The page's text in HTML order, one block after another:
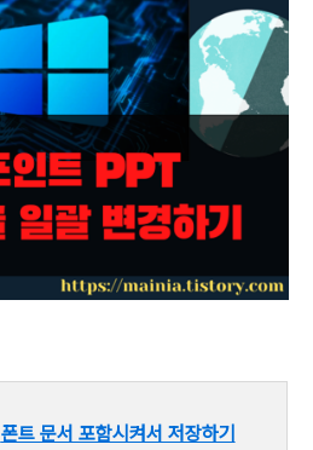
폰트 문서 포함시켜서 저장하기